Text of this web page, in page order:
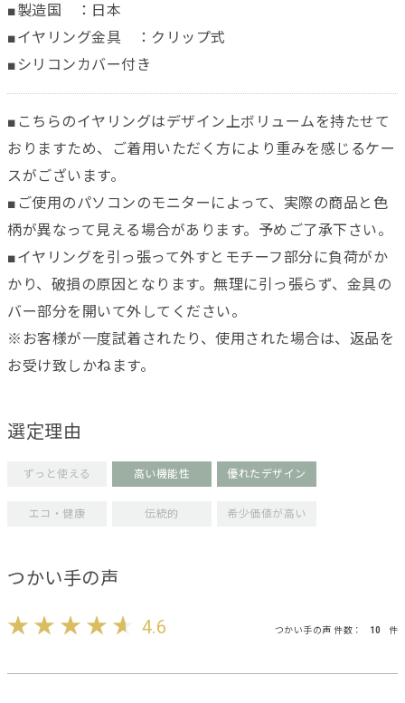
■製造国 ：日本
■イヤリング金具 ：クリップ式
■シリコンカバー付き
■こちらのイヤリングはデザイン上ボリュームを持たせて
おりますため、ご着用いただく方により重みを感じるケー
スがございます。
■ご使用のパソコンのモニターによって、実際の商品と色
柄が異なって見える場合があります。予めご了承下さい。
■イヤリングを引っ張って外すとモチーフ部分に負荷がか
かり、破損の原因となります。無理に引っ張らず、金具の
バー部分を開いて外してください。
※お客様が一度試着されたり、使用された場合は、返品を
お受け致しかねます。
選定理由
ずっと使える 高い機能性 優れたデザイン
エコ・健康 伝統的 希少価値が高い
つかい手の声
4.6 つかい手の声 件数： 10 件